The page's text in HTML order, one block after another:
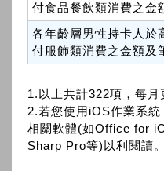
付食品餐飲類消費之金
各年齡層男性持卡人於
付服飾類消費之金額及
1.以上共計322項，每月
2.若您使用iOS作業系
相關軟體(如Office for
Sharp Pro等)以利閱讀。